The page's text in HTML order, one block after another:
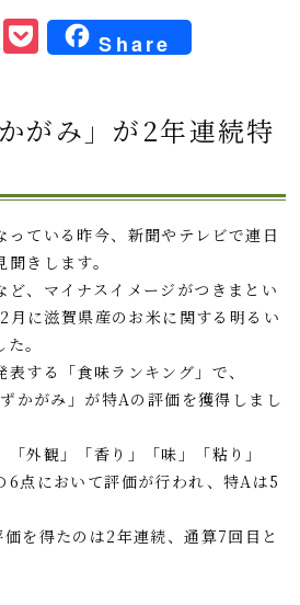
L
i
e
P
o
k
t
Share
がみ」が2年連続特
ている昨今、新聞やテレビで連日
きします。
、マイナスイメージがつきまとい
に滋賀県産のお米に関する明るい
。
する「食味ランキング」で、
かがみ」が特Aの評価を獲得しまし
外観」「香り」「味」「粘り」
6点において評価が行われ、特Aは5
を得たのは2年連続、通算7回目と